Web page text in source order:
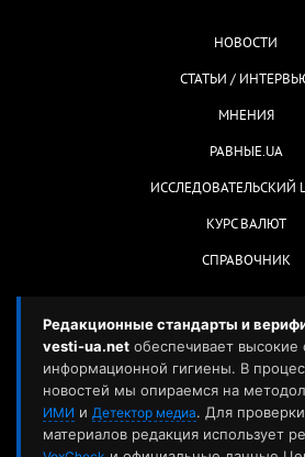
НОВОСТИ
СТАТЬИ /
МНЕНИЯ
РАВНЫЕ.UA
ИССЛЕДОВАТЕЛЬСКИЙ
КУРС ВАЛЮТ
СПРАВОЧНИК
Редакционные стандарты и
vesti-ua.net обеспечивает высокие
информационной гигиены. В
новостей мы опираемся на
ИМИ и Детектор медиа. Для
материалов редакция использует